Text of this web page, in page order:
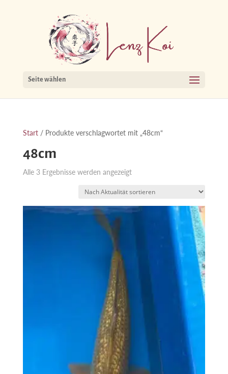
Seite wählen
Start/ Produkte verschlagwortet mit „48cm“
48cm
Alle 3 Ergebnisse werden angezeigtNach
sortiert